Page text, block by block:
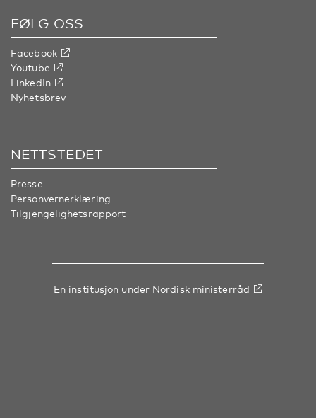
FØLG OSS
Facebook
Youtube
LinkedIn
Nyhetsbrev
NETTSTEDET
Presse
Personvernerklæring
Tilgjengelighetsrapport
En institusjon under Nordisk ministerråd